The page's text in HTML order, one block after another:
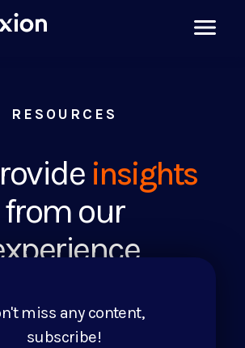
RESOURCES
insights
from our
miss any content,
subscribe!